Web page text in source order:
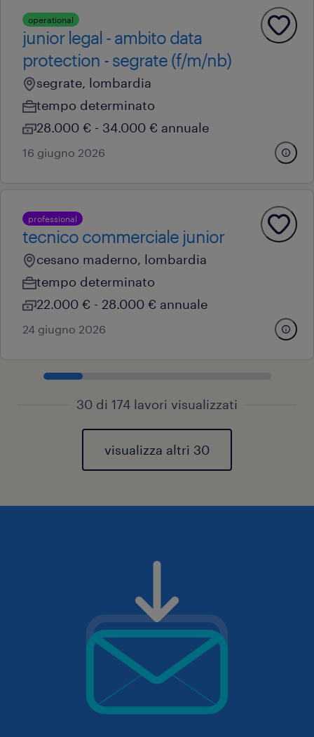
operational
junior legal - ambito data
protection - segrate (f/m/nb)
segrate, lombardia
tempo determinato
28.000 € - 34.000 € annuale
16 giugno 2026
professional
tecnico commerciale junior
cesano maderno, lombardia
tempo determinato
22.000 € - 28.000 € annuale
24 giugno 2026
30 di 174 lavori visualizzati
visualizza altri 30